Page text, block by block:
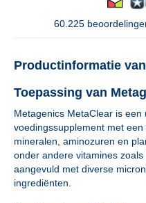
60.225
Productinformatie
Toepassing van
Metagenics MetaClear is een
voedingssupplement met een
mineralen, aminozuren en
onder andere vitamines zoals
aangevuld met diverse
ingrediënten.